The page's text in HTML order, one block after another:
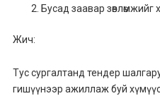
Бусад заавар зөвлөмжийг
Жич:
Тус сургалтанд тендер
гишүүнээр ажиллаж буй